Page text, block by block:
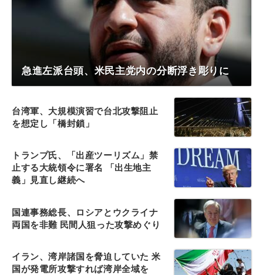
急進左派台頭、米民主党内の分断浮き彫りに
台湾軍、大規模演習で台北攻撃阻止
を想定し「橋封鎖」
トランプ氏、「出産ツーリズム」禁
止する大統領令に署名 「出生地主
義」見直し継続へ
国連事務総長、ロシアとウクライナ
両国を非難 民間人狙った攻撃めぐり
イラン、湾岸諸国を脅迫していた 米
国が発電所攻撃すれば湾岸全域を